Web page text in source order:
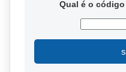
Qual é o